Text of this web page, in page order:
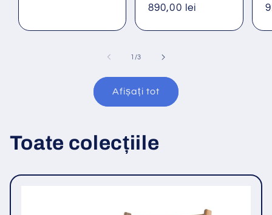
Preț
890,00 lei
1 /din
3
Afișați tot
Toate colecțiile